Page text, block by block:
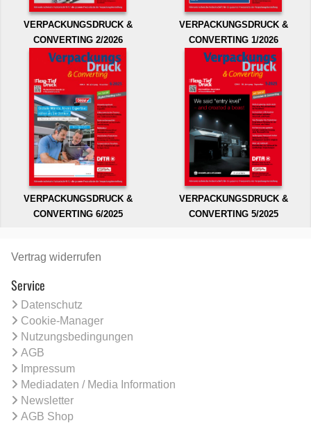
VERPACKUNGSDRUCK &
CONVERTING 2/2026
VERPACKUNGSDRUCK &
CONVERTING 1/2026
VERPACKUNGSDRUCK &
CONVERTING 6/2025
VERPACKUNGSDRUCK &
CONVERTING 5/2025
Vertrag widerrufen
Service
Datenschutz
Cookie-Manager
Nutzungsbedingungen
AGB
Impressum
Mediadaten / Media Information
Newsletter
AGB Shop